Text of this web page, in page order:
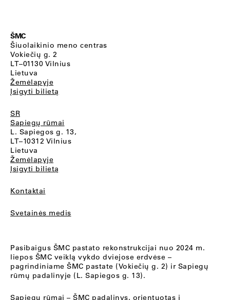
ŠMC
Šiuolaikinio meno centras
Vokiečių g. 2
LT–01130 Vilnius
Lietuva
Žemėlapyje
Įsigyti bilietą
SR
Sapiegų rūmai
L. Sapiegos g. 13,
LT–10312 Vilnius
Lietuva
Žemėlapyje
Įsigyti bilietą
Kontaktai
Svetainės medis
Pasibaigus ŠMC pastato rekonstrukcijai nuo 2024 m.
liepos ŠMC veiklą vykdo dviejose erdvėse –
pagrindiniame ŠMC pastate (Vokiečių g. 2) ir Sapiegų
rūmų padalinyje (L. Sapiegos g. 13).
Sapiegų rūmai – ŠMC padalinys, orientuotas į